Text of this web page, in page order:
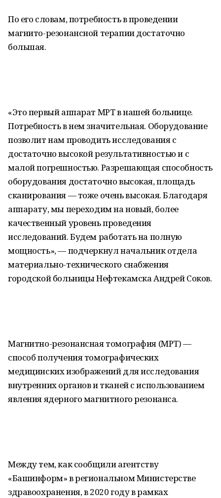
По его словам, потребность в проведении
магнито-резонансной терапии достаточно
большая.
«Это первый аппарат МРТ в нашей больнице.
Потребность в нем значительная. Оборудование
позволит нам проводить исследования с
достаточно высокой результативностью и с
малой погрешностью. Разрешающая способность
оборудования достаточно высокая, площадь
сканирования — тоже очень высокая. Благодаря
аппарату, мы переходим на новый, более
качественный уровень проведения
исследований. Будем работать на полную
мощность», — подчеркнул начальник отдела
материально-технического снабжения
городской больницы Нефтекамска Андрей Соков.
Магнитно-резонансная томография (МРТ) —
способ получения томографических
медицинских изображений для исследования
внутренних органов и тканей с использованием
явления ядерного магнитного резонанса.
Между тем, как сообщили агентству
«Башинформ» в региональном Министерстве
здравоохранения, в 2020 году в рамках